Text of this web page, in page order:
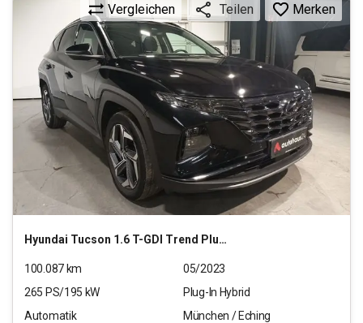
Hyundai Tucson 1.6 T-GDI Trend Plug-In Hybrid 4WD (E6d)
Vergleichen Teilen Merken
100.087km
05/2023
265 PS/195 kW
Plug-In Hybrid
Automatik
München / Eching